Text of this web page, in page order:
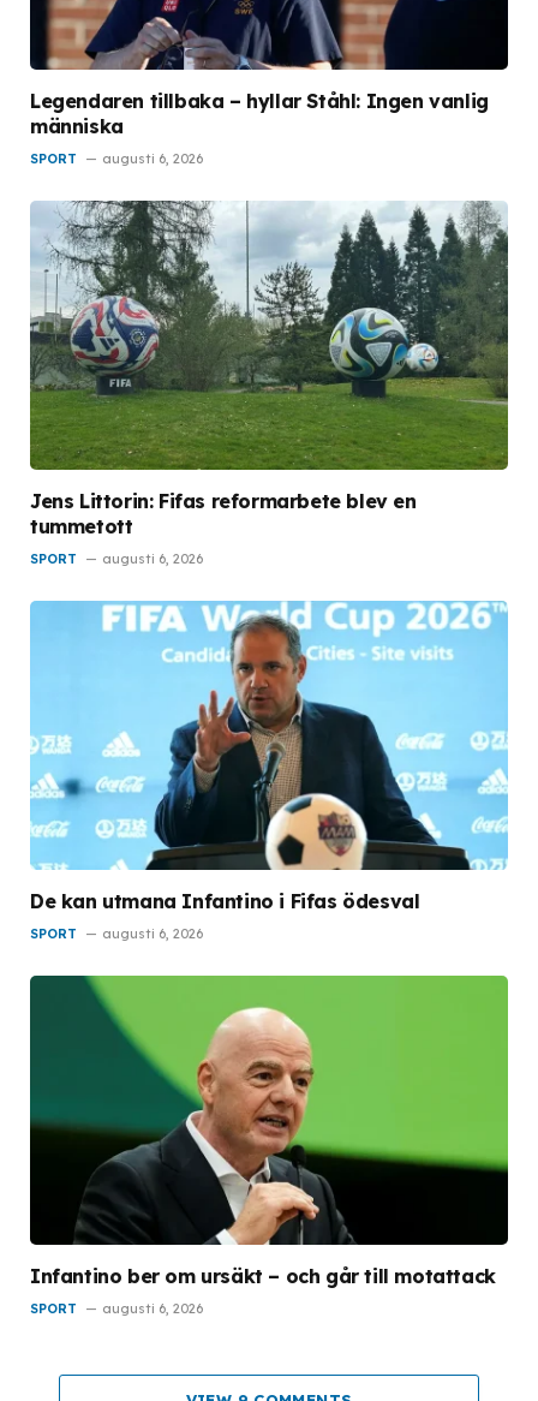
Legendaren tillbaka – hyllar Ståhl: Ingen vanlig
människa
SPORT augusti 6, 2026
Jens Littorin: Fifas reformarbete blev en
tummetott
SPORT augusti 6, 2026
De kan utmana Infantino i Fifas ödesval
SPORT augusti 6, 2026
Infantino ber om ursäkt – och går till motattack
SPORT augusti 6, 2026